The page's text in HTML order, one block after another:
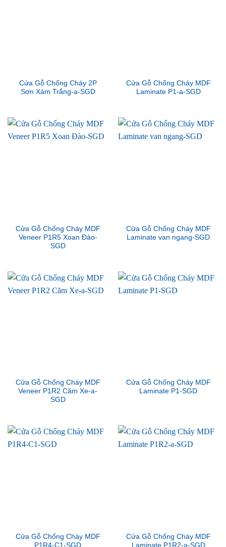
Cửa Gỗ Chống Cháy 2P
Sơn Xám Trắng-a-SGD
Cửa Gỗ Chống Cháy MDF
Laminate P1-a-SGD
Cửa Gỗ Chống Cháy MDF
Veneer P1R5 Xoan Đào-
SGD
Cửa Gỗ Chống Cháy MDF
Laminate van ngang-SGD
Cửa Gỗ Chống Cháy MDF
Veneer P1R2 Căm Xe-a-
SGD
Cửa Gỗ Chống Cháy MDF
Laminate P1-SGD
Cửa Gỗ Chống Cháy MDF
P1R4-C1-SGD
Cửa Gỗ Chống Cháy MDF
Laminate P1R2-a-SGD